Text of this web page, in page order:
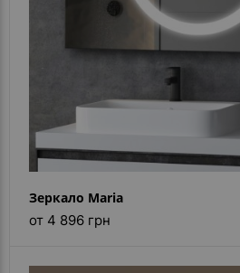
Зеркало Maria
от 4 896 грн